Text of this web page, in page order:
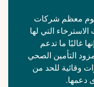
معظم شركات
التي لها
غالبًا ما تدعم
التأمين الصحي
وقائية للحد من
دعمها.